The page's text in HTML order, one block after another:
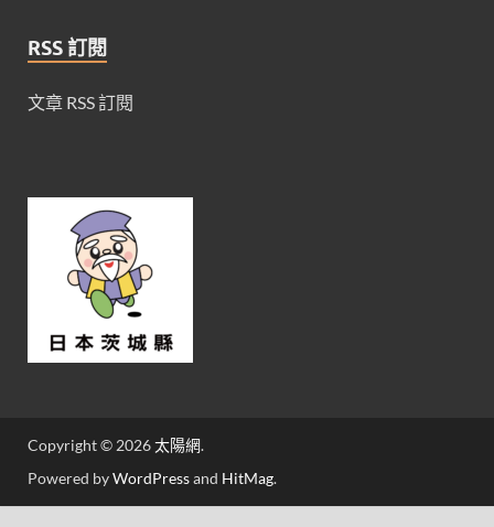
RSS 訂閱
文章 RSS 訂閱
Copyright © 2026太陽網.
Powered byWordPressand HitMag.